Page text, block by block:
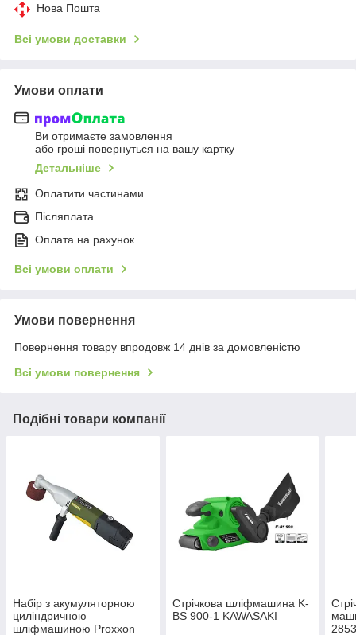
Нова Пошта
Всі умови доставки
Умови оплати
Ви отримаєте замовлення
або гроші повернуться на вашу картку
Детальніше
Оплатити частинами
Післяплата
Оплата на рахунок
Всі умови оплати
Умови повернення
Повернення товару впродовж 14 днів за домовленістю
Всі умови повернення
Подібні товари компанії
Набір з акумуляторною
циліндричною
шліфмашиною Proxxon
Стрічкова шліфмашина K-
BS 900-1 KAWASAKI